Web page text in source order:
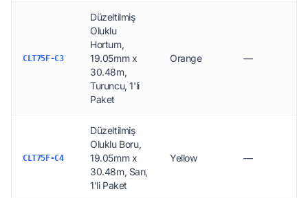
CLT75F-C3
Düzeltilmiş
Oluklu
Hortum,
19.05mm x
30.48m,
Turuncu, 1'li
Paket
Orange —
CLT75F-C4
Düzeltilmiş
Oluklu Boru,
19.05mm x
30.48m, Sarı,
1'li Paket
Yellow —